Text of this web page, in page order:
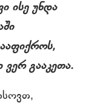
ისე უნდა
გააკეთა.